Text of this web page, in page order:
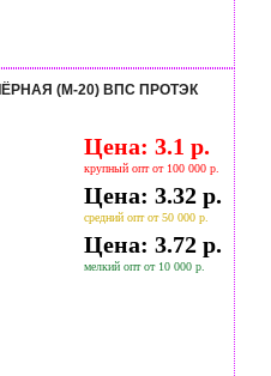
(М-20) ВПС ПРОТЭК
Цена: 3.1 р.
крупный опт от 100 000 р.
Цена: 3.32 р.
средний опт от 50 000 р.
Цена: 3.72 р.
мелкий опт от 10 000 р.